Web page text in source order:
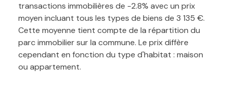
transactions immobilières de -2.8% avec un prix
moyen incluant tous les types de biens de 3 135 €.
Cette moyenne tient compte de la répartition du
parc immobilier sur la commune. Le prix diffère
cependant en fonction du type d'habitat : maison
ou appartement.